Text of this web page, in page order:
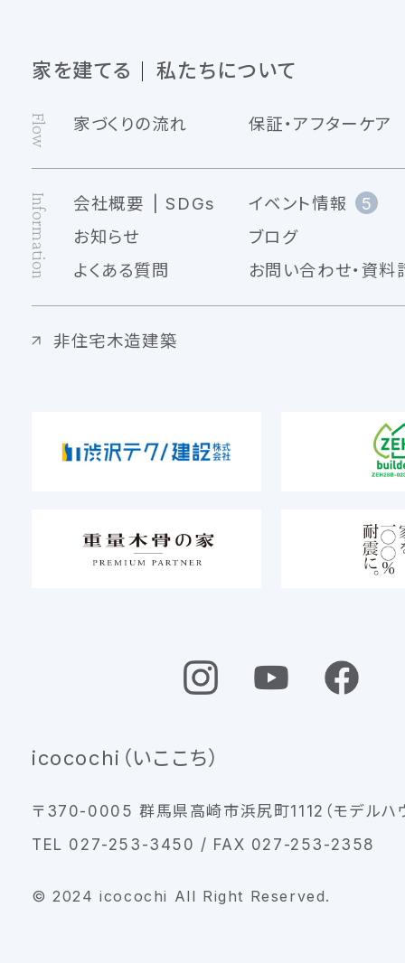
家を建てる 私たちについて
Flow 家づくりの流れ 保証・アフターケア
Information 会社概要 SDGs イベント情報
5
お知らせ
ブログ
よくある質問
お問い合わせ・資料
非住宅木造建築
icocochi（いここち）
〒370-0005 群馬県高崎市浜尻町1112（モデルハ
TEL 027-253-3450 / FAX 027-253-2358
© 2024 icocochi All Right Reserved.